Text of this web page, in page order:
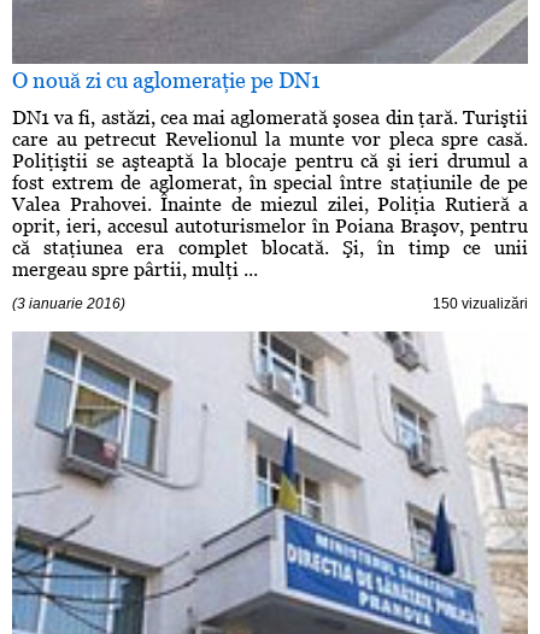
O nouă zi cu aglomeraţie pe DN1
DN1 va fi, astăzi, cea mai aglomerată şosea din ţară. Turiştii
care au petrecut Revelionul la munte vor pleca spre casă.
Poliţiştii se aşteaptă la blocaje pentru că şi ieri drumul a
fost extrem de aglomerat, în special între staţiunile de pe
Valea Prahovei. Înainte de miezul zilei, Poliţia Rutieră a
oprit, ieri, accesul autoturismelor în Poiana Braşov, pentru
că staţiunea era complet blocată. Şi, în timp ce unii
mergeau spre pârtii, mulţi ...
(3 ianuarie 2016) 150 vizualizări